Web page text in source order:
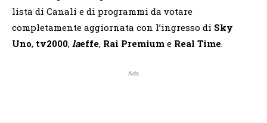
lista di Canali e di programmi da votare
completamente aggiornata con l’ingresso di Sky
Uno, tv2000, laeffe, Rai Premium e Real Time.
Ads